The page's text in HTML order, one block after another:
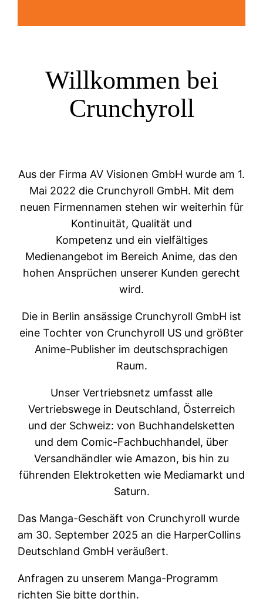
Willkommen bei
Crunchyroll
Aus der Firma AV Visionen GmbH wurde am 1.
Mai 2022 die Crunchyroll GmbH. Mit dem
neuen Firmennamen stehen wir weiterhin für
Kontinuität, Qualität und
Kompetenz und ein vielfältiges
Medienangebot im Bereich Anime, das den
hohen Ansprüchen unserer Kunden gerecht
wird.
Die in Berlin ansässige Crunchyroll GmbH ist
eine Tochter von Crunchyroll US und größter
Anime-Publisher im deutschsprachigen
Raum.
Unser Vertriebsnetz umfasst alle
Vertriebswege in Deutschland, Österreich
und der Schweiz: von Buchhandelsketten
und dem Comic-Fachbuchhandel, über
Versandhändler wie Amazon, bis hin zu
führenden Elektroketten wie Mediamarkt und
Saturn.
Das Manga-Geschäft von Crunchyroll wurde
am 30. September 2025 an die HarperCollins
Deutschland GmbH veräußert.
Anfragen zu unserem Manga-Programm
richten Sie bitte dorthin.